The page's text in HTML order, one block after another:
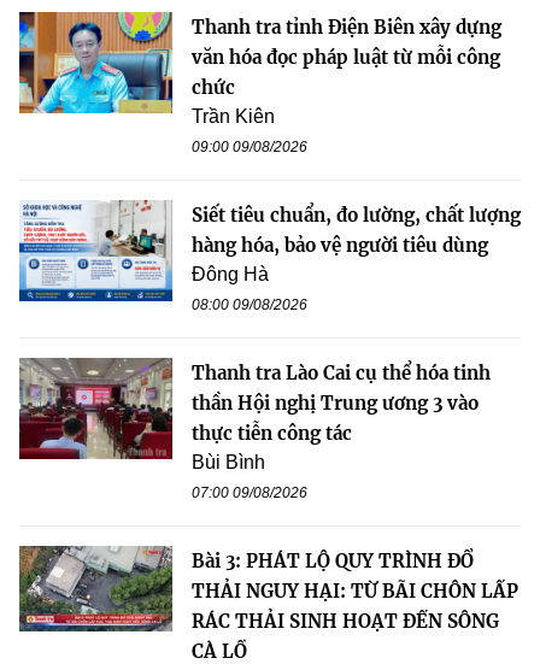
Thanh tra tỉnh Điện Biên xây dựng
văn hóa đọc pháp luật từ mỗi công
chức
Trần Kiên
09:00 09/08/2026
Siết tiêu chuẩn, đo lường, chất lượng
hàng hóa, bảo vệ người tiêu dùng
Đông Hà
08:00 09/08/2026
Thanh tra Lào Cai cụ thể hóa tinh
thần Hội nghị Trung ương 3 vào
thực tiễn công tác
Bùi Bình
07:00 09/08/2026
Bài 3: PHÁT LỘ QUY TRÌNH ĐỔ
THẢI NGUY HẠI: TỪ BÃI CHÔN LẤP
RÁC THẢI SINH HOẠT ĐẾN SÔNG
CÀ LỒ